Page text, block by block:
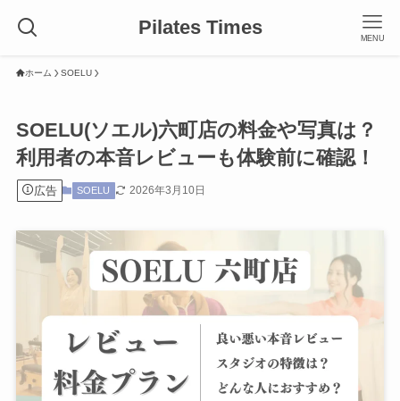
Pilates Times MENU
ホーム SOELU
SOELU(ソエル)六町店の料金や写真は？
利用者の本音レビューも体験前に確認！
広告 SOELU 2026年3月10日